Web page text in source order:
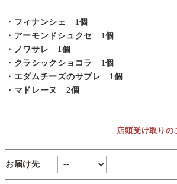
・フィナンシェ 1個
・アーモンドシュクセ 1個
・ノワサレ 1個
・クラシックショコラ 1個
・エダムチーズのサブレ 1個
・マドレーヌ 2個
店頭受け取り
お届け先